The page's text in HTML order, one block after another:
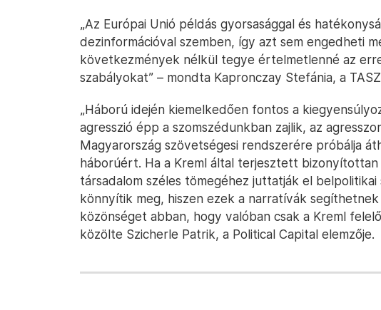
„Az Európai Unió példás gyorsasággal és
dezinformációval szemben, így azt sem engedheti
következmények nélkül tegye értelmetlenné az
szabályokat” – mondta Kapronczay Stefánia, a
„Háború idején kiemelkedően fontos a
agresszió épp a szomszédunkban zajlik, az
Magyarország szövetségesi rendszerére próbálja
háborúért. Ha a Kreml által terjesztett bizonyítottan
társadalom széles tömegéhez juttatják el
könnyítik meg, hiszen ezek a narratívák
közönséget abban, hogy valóban csak a Kreml
közölte Szicherle Patrik, a Political Capital elemzője.